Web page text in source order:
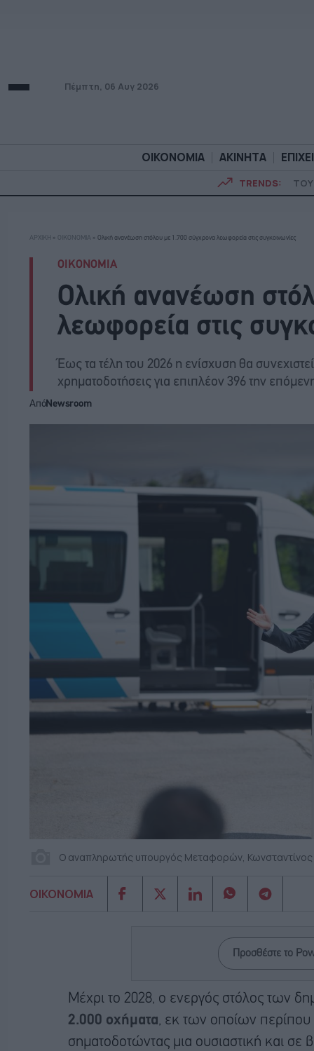
Πέμπτη, 06 Αυγ 2026
ΟΙΚΟΝΟΜΙΑ ΑΚΙΝΗΤΑ
TRENDS:
ΟΙΚΟΝΟΜΙΑ ΑΚΙΝΗΤΑ
ΑΡΧΙΚΗ » ΟΙΚΟΝΟΜΙΑ » Ολική ανανέωση στόλου με 1.700 σύγχρονα λεωφορεία στις συγκοινωνίες
ΟΙΚΟΝΟΜΙΑ
Ολική ανανέωση
λεωφορεία στις
Έως τα τέλη του 2026 η ενίσχυση θα
χρηματοδοτήσεις για επιπλέον 396 την επόμενη
ΑπόNewsroom
Ο αναπληρωτής υπουργός Μεταφορών,
ΟΙΚΟΝΟΜΙΑ
Προσθέστε το
Μέχρι το 2028, ο ενεργός στόλος των
2.000 οχήματα , εκ των οποίων περίπου
σηματοδοτώντας μια ουσιαστική και σε